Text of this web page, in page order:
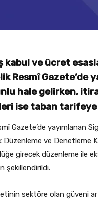
ve ücret
Gazete’de
hale gelirken,
ise taban tarifeye
Gazete’de yayımlanan
Düzenleme ve Denetleme
girecek düzenleme ile
şekillendirildi.
sektöre olan güveni